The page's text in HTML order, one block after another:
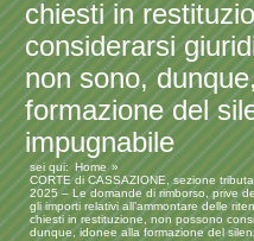
chiesti in
considerarsi
non sono,
formazione del
impugnabile
sei qui:
Home
CORTE di CASSAZIONE, sezione
2025 – Le domande di rimborso, prive
gli importi relativi all’ammontare delle
chiesti in restituzione, non possono
dunque, idonee alla formazione del